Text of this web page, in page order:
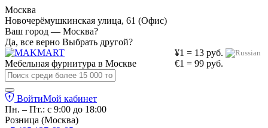
Москва
Новочерёмушкинская улица, 61 (Офис)
Ваш город — Москва?
Да, все верно Выбрать другой?
¥1 = 13 руб.
€1 = 99 руб.
Мебельная фурнитура в Москве
ВойтиМой кабинет
Пн. – Пт.: с 9:00 до 18:00
Розница (Москва)